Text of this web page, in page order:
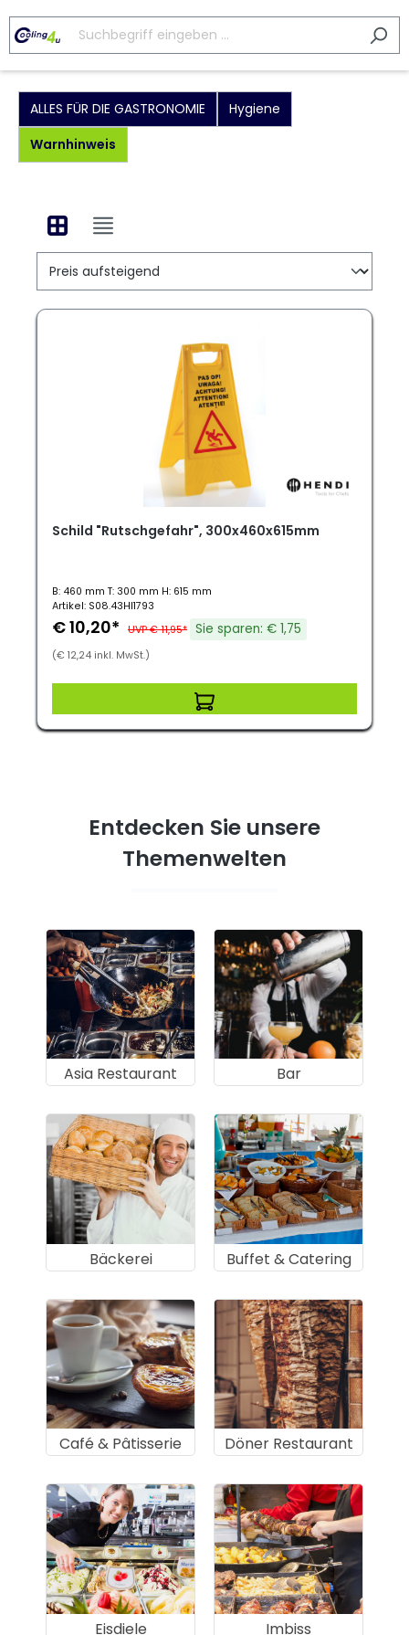
ALLES FÜR DIE GASTRONOMIE
Hygiene
Warnhinweis
Schild "Rutschgefahr", 300x460x615mm
B: 460 mm T: 300 mm H: 615 mm
Artikel: S08.43HI1793
€ 10,20* UVP € 11,95* Sie sparen: € 1,75
(€ 12,24 inkl. MwSt.)
Entdecken Sie unsere
Themenwelten
Asia Restaurant Bar
Bäckerei Buffet & Catering
Café & Pâtisserie Döner Restaurant
Eisdiele Imbiss